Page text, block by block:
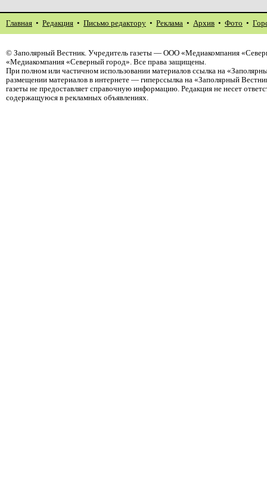
Главная • Редакция • Письмо редактору • Реклама • Архив • Фото •
© Заполярный Вестник. Учредитель газеты — ООО «Медиакомпания
«Медиакомпания «Северный город». Все права защищены.
При полном или частичном использовании материалов ссылка на
размещении материалов в интернете — гиперссылка на «Заполярный
газеты не предоставляет справочную информацию. Редакция не несет
содержащуюся в рекламных объявлениях.